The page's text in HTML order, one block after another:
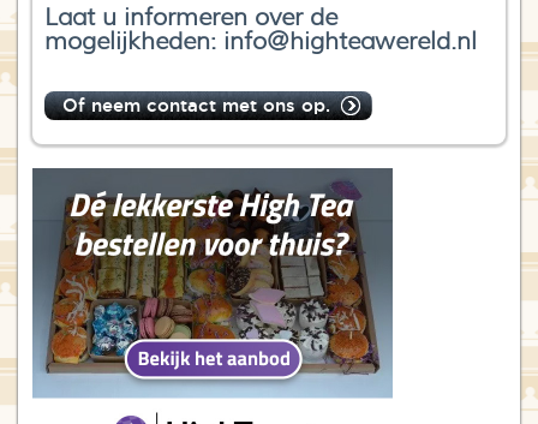
Laat u informeren over de
mogelijkheden: info@highteawereld.nl
Of neem contact met ons op.